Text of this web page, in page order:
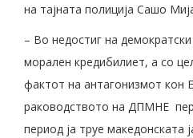
на тајната полиција Сашо
– Во недостиг на
морален кредибилиет, а со
фактот на антагонизмот кон
раководството на ДПМНЕ
период ја труе македонската